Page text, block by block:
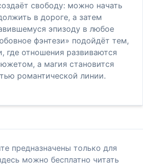
свободу: можно начать
в дороге, а затем
эпизоду в любое
фэнтези» подойдёт тем,
где отношения развиваются
а магия становится
романтической линии.
предназначены только для
можно бесплатно читать